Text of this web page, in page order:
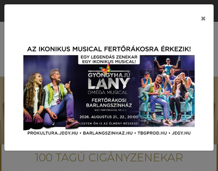
MENÜ
100 TAGÚ CIGÁNYZENEKAR
×